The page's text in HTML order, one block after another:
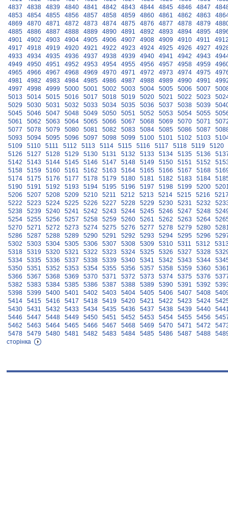
4837
4838 4839 4840 4841 4842 4843 4844 4845 4846 4847
4853
4854 4855 4856 4857 4858 4859 4860 4861 4862 4863
4869
4870 4871 4872 4873 4874 4875 4876 4877 4878 4879
4885
4886 4887 4888 4889 4890 4891 4892 4893 4894 4895
4901
4902 4903 4904 4905 4906 4907 4908 4909 4910 4911
4917
4918 4919 4920 4921 4922 4923 4924 4925 4926 4927
4933
4934 4935 4936 4937 4938 4939 4940 4941 4942 4943
4949
4950 4951 4952 4953 4954 4955 4956 4957 4958 4959
4965
4966 4967 4968 4969 4970 4971 4972 4973 4974 4975
4981
4982 4983 4984 4985 4986 4987 4988 4989 4990 4991
4997
4998 4999 5000 5001 5002 5003 5004 5005 5006 5007
5013
5014 5015 5016 5017 5018 5019 5020 5021 5022 5023
5029
5030 5031 5032 5033 5034 5035 5036 5037 5038 5039
5045
5046 5047 5048 5049 5050 5051 5052 5053 5054 5055
5061
5062 5063 5064 5065 5066 5067 5068 5069 5070 5071
5077
5078 5079 5080 5081 5082 5083 5084 5085 5086 5087
5093
5094 5095 5096 5097 5098 5099 5100 5101 5102 5103
5109
5110 5111 5112 5113 5114 5115 5116 5117 5118 5119
5120
5126
5127 5128 5129 5130 5131 5132 5133 5134 5135 5136
5142
5143 5144 5145 5146 5147 5148 5149 5150 5151 5152
5158
5159 5160 5161 5162 5163 5164 5165 5166 5167 5168
5174
5175 5176 5177 5178 5179 5180 5181 5182 5183 5184
5190
5191 5192 5193 5194 5195 5196 5197 5198 5199 5200
5206
5207 5208 5209 5210 5211 5212 5213 5214 5215 5216
5222
5223 5224 5225 5226 5227 5228 5229 5230 5231 5232
5238
5239 5240 5241 5242 5243 5244 5245 5246 5247 5248
5254
5255 5256 5257 5258 5259 5260 5261 5262 5263 5264
5270
5271 5272 5273 5274 5275 5276 5277 5278 5279 5280
5286
5287 5288 5289 5290 5291 5292 5293 5294 5295 5296
5302
5303 5304 5305 5306 5307 5308 5309 5310 5311 5312
5318
5319 5320 5321 5322 5323 5324 5325 5326 5327 5328
5334
5335 5336 5337 5338 5339 5340 5341 5342 5343 5344
5350
5351 5352 5353 5354 5355 5356 5357 5358 5359 5360
5366
5367 5368 5369 5370 5371 5372 5373 5374 5375 5376
5382
5383 5384 5385 5386 5387 5388 5389 5390 5391 5392
5398
5399 5400 5401 5402 5403 5404 5405 5406 5407 5408
5414
5415 5416 5417 5418 5419 5420 5421 5422 5423 5424
5430
5431 5432 5433 5434 5435 5436 5437 5438 5439 5440
5446
5447 5448 5449 5450 5451 5452 5453 5454 5455 5456
5462
5463 5464 5465 5466 5467 5468 5469 5470 5471 5472
5478
5479 5480 5481 5482 5483 5484 5485 5486 5487 5488
сторінка